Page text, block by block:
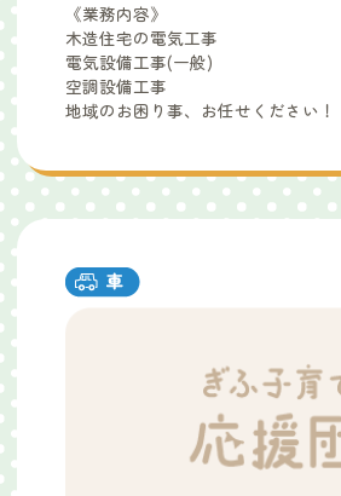
《業務内容》
木造住宅の電気工事
電気設備工事(一般)
空調設備工事
地域のお困り事、お任せください！